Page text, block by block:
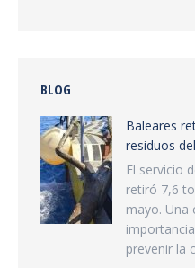
BLOG
Baleares
residuos
El servicio
retiró 7,6
mayo. Una
prevenir la